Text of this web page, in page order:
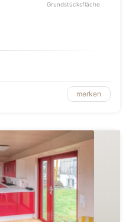
Grundstücksfläche
merken